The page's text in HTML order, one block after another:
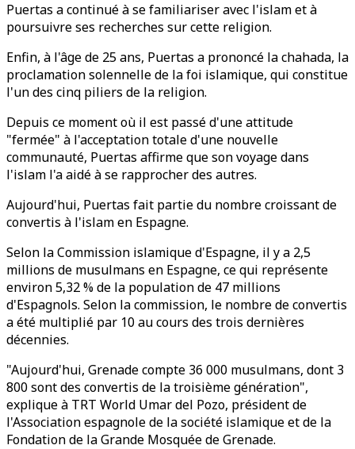
Puertas a continué à se familiariser avec l'islam et à
poursuivre ses recherches sur cette religion.
Enfin, à l'âge de 25 ans, Puertas a prononcé la chahada, la
proclamation solennelle de la foi islamique, qui constitue
l'un des cinq piliers de la religion.
Depuis ce moment où il est passé d'une attitude
"fermée" à l'acceptation totale d'une nouvelle
communauté, Puertas affirme que son voyage dans
l'islam l'a aidé à se rapprocher des autres.
Aujourd'hui, Puertas fait partie du nombre croissant de
convertis à l'islam en Espagne.
Selon la Commission islamique d'Espagne, il y a 2,5
millions de musulmans en Espagne, ce qui représente
environ 5,32 % de la population de 47 millions
d'Espagnols. Selon la commission, le nombre de convertis
a été multiplié par 10 au cours des trois dernières
décennies.
"Aujourd'hui, Grenade compte 36 000 musulmans, dont 3
800 sont des convertis de la troisième génération",
explique à TRT World Umar del Pozo, président de
l'Association espagnole de la société islamique et de la
Fondation de la Grande Mosquée de Grenade.